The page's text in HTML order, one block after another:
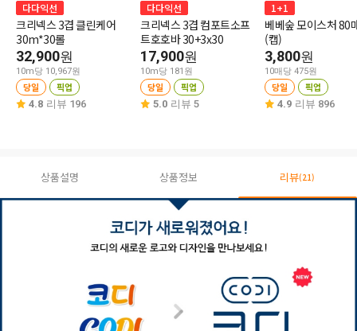
다다익선
크리넥스 3겹 클린케어
30m*30롤
32,900원
10m당 10,967원
당일 픽업
4.8 리뷰 196
다다익선
크리넥스 3겹 컴포트소프
트호호바 30+3x30
17,900원
10m당 181원
당일 픽업
5.0 리뷰 5
1+1
베베숲 모이스처 80
(캡)
3,800원
10매당 475원
당일 픽업
4.9 리뷰 896
상품설명 상품정보 리뷰(21)